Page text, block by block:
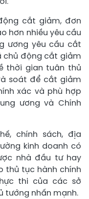
cắt giảm, đơn
hơn nhiều yêu cầu
ương yêu cầu cắt
chủ động cắt giảm
thời gian tuân thủ
soát để cắt giảm
xác và phù hợp
ương và Chính
chính sách, địa
kinh doanh có
nhà đầu tư hay
thủ tục hành chính
thi của các sở
tướng nhấn mạnh.